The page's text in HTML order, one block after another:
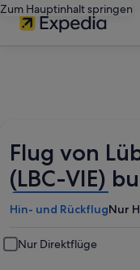
Zum Hauptinhalt springen
Flug von
(LBC-VIE)
Hin- und RückflugNur
Nur Direktflüge